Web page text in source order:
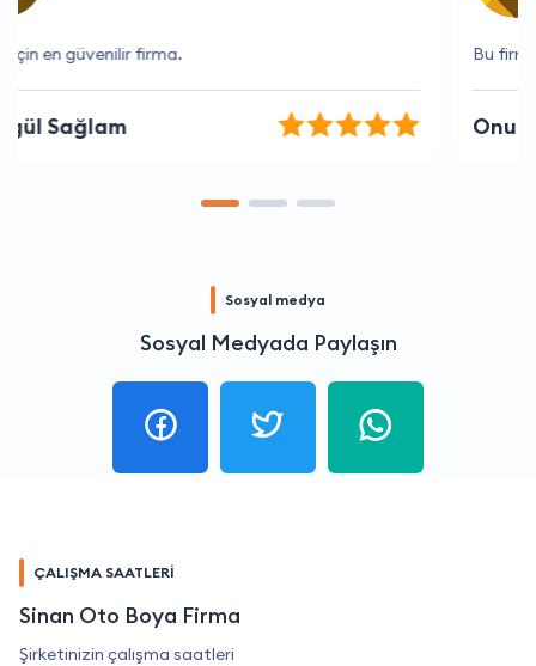
Bu firma her zaman beklentilerimi aşıyor
Onur Düzgün
Sosyal medya
Sosyal Medyada Paylaşın
ÇALIŞMA SAATLERİ
Sinan Oto Boya Firma
Şirketinizin çalışma saatleri